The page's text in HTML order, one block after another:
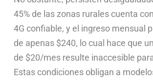
45% de las zonas rurales cuenta
4G confiable, y el ingreso mensual
de apenas $240, lo cual hace que
de $20/mes resulte inaccesible
Estas condiciones obligan a